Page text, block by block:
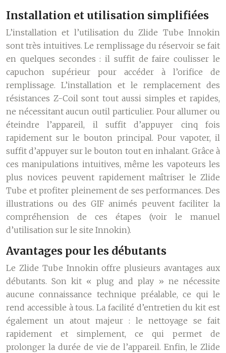
Installation et utilisation simplifiées
L’installation et l’utilisation du Zlide Tube Innokin
sont très intuitives. Le remplissage du réservoir se fait
en quelques secondes : il suffit de faire coulisser le
capuchon supérieur pour accéder à l’orifice de
remplissage. L’installation et le remplacement des
résistances Z-Coil sont tout aussi simples et rapides,
ne nécessitant aucun outil particulier. Pour allumer ou
éteindre l’appareil, il suffit d’appuyer cinq fois
rapidement sur le bouton principal. Pour vapoter, il
suffit d’appuyer sur le bouton tout en inhalant. Grâce à
ces manipulations intuitives, même les vapoteurs les
plus novices peuvent rapidement maîtriser le Zlide
Tube et profiter pleinement de ses performances. Des
illustrations ou des GIF animés peuvent faciliter la
compréhension de ces étapes (voir le manuel
d’utilisation sur le site Innokin).
Avantages pour les débutants
Le Zlide Tube Innokin offre plusieurs avantages aux
débutants. Son kit « plug and play » ne nécessite
aucune connaissance technique préalable, ce qui le
rend accessible à tous. La facilité d’entretien du kit est
également un atout majeur : le nettoyage se fait
rapidement et simplement, ce qui permet de
prolonger la durée de vie de l’appareil. Enfin, le Zlide